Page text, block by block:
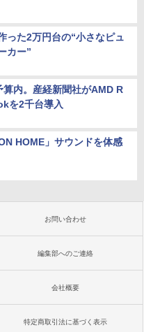
った2万円台の“小さなピュ
カー”
内。産経新聞社がAMD R
を2千台導入
HOME」サウンドを体感
お問い合わせ
編集部へのご連絡
会社概要
特定商取引法に基づく表示